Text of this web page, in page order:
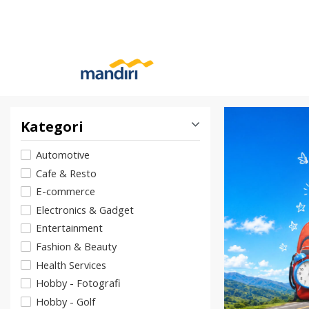
Kategori
Automotive
Cafe & Resto
E-commerce
Electronics & Gadget
Entertainment
Fashion & Beauty
Health Services
Hobby - Fotografi
Hobby - Golf